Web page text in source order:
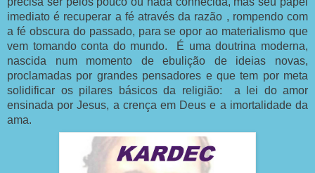
imediato é recuperar a fé através da razão , rompendo com
a fé obscura do passado, para se opor ao materialismo que
vem tomando conta do mundo. É uma doutrina moderna,
nascida num momento de ebulição de ideias novas,
proclamadas por grandes pensadores e que tem por meta
solidificar os pilares básicos da religião: a lei do amor
ensinada por Jesus, a crença em Deus e a imortalidade da
ama.